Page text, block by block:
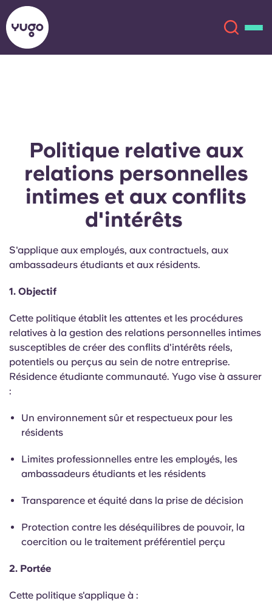
Compte Langue
English (US)
Chinese
Español
Català
Portuguese
Choisissez une résidence
Se connecter
Chinese Español
Català Deutsch
Italian French
Portuguese
Politique relative aux
relations personnelles
intimes et aux conflits
d'intérêts
S'applique aux employés, aux contractuels, aux
ambassadeurs étudiants et aux résidents.
1. Objectif
Cette politique établit les attentes et les procédures
relatives à la gestion des relations personnelles intimes
susceptibles de créer des conflits d'intérêts réels,
potentiels ou perçus au sein de notre entreprise.
Résidence étudiante communauté. Yugo vise à assurer
:
Un environnement sûr et respectueux pour les
résidents
Limites professionnelles entre les employés, les
ambassadeurs étudiants et les résidents
Transparence et équité dans la prise de décision
Protection contre les déséquilibres de pouvoir, la
coercition ou le traitement préférentiel perçu
2. Portée
Cette politique s'applique à :